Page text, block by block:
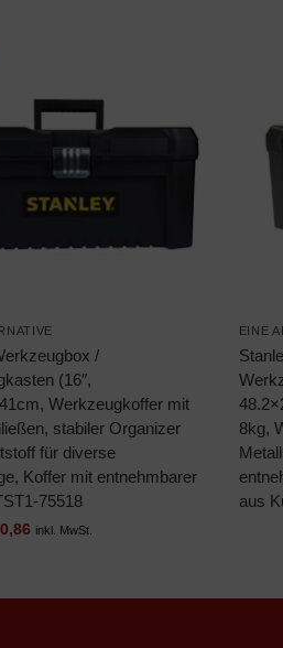
/
(16″,
Werkzeugkoffer mit
stabiler Organizer
für diverse
Koffer mit entnehmbarer
75518
inkl. MwSt.
EINE
8kg,
aus